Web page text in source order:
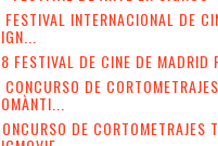
FESTIVAL INTERNACIONAL DE
FESTIVAL DE CINE DE MADRID
CONCURSO DE
DE CORTOMETRAJES